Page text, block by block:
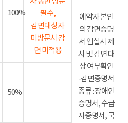
필수,
감면대상자
미방문시 감
면 미적용
예약자 본인
의 감면증명
서 입실시 제
시 및 감면 대
상 여부확인
-감면증명서
종류 : 장애인
증명서, 수급
자증명서, 국
100%
50%